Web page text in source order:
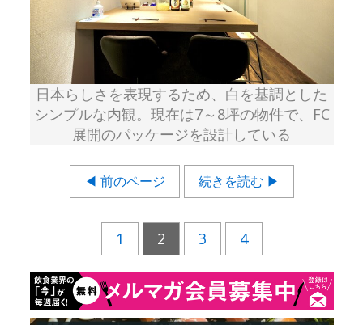
日本らしさを表現するため、白を基調とした
シンプルな内観。現在は7～8坪の物件で、FC
展開のパッケージを設計している
◀ 前のページ 続きを読む ▶
1 2 3 4